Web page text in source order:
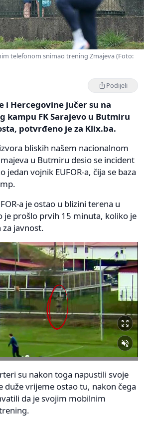
telefonom snimao trening Zmajeva (Foto:
Podijeli
i Hercegovine jučer su na
kampu FK Sarajevo u Butmiru
potvrđeno je za Klix.ba.
bliskih našem nacionalnom
u Butmiru desio se incident
jedan vojnik EUFOR-a, čija se baza
a je ostao u blizini terena u
je prošlo prvih 15 minuta, koliko je
javnost.
su nakon toga napustili svoje
duže vrijeme ostao tu, nakon čega
da je svojim mobilnim